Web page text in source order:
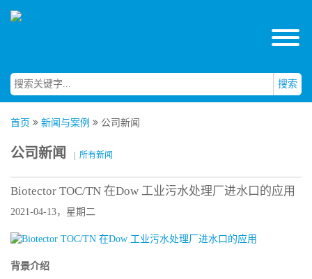
搜索
首页 新闻与案例 公司新闻
公司新闻 所有新闻
Biotector TOC/TN 在Dow 工业污水处理厂进水口的应用
2021-04-13，星期二
背景介绍